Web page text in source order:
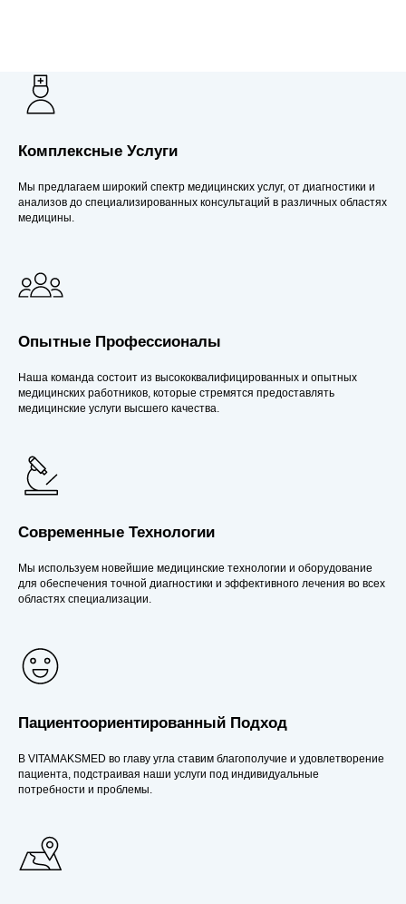
Комплексные Услуги
Мы предлагаем широкий спектр медицинских услуг, от диагностики и
анализов до специализированных консультаций в различных областях
медицины.
Опытные Профессионалы
Наша команда состоит из высококвалифицированных и опытных
медицинских работников, которые стремятся предоставлять
медицинские услуги высшего качества.
Современные Технологии
Мы используем новейшие медицинские технологии и оборудование
для обеспечения точной диагностики и эффективного лечения во всех
областях специализации.
Пациентоориентированный Подход
В VITAMAKSMED во главу угла ставим благополучие и удовлетворение
пациента, подстраивая наши услуги под индивидуальные
потребности и проблемы.